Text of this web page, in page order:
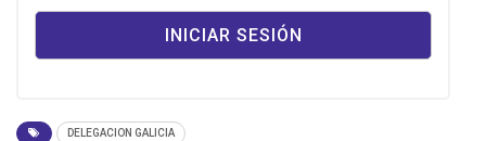
DELEGACION GALICIA